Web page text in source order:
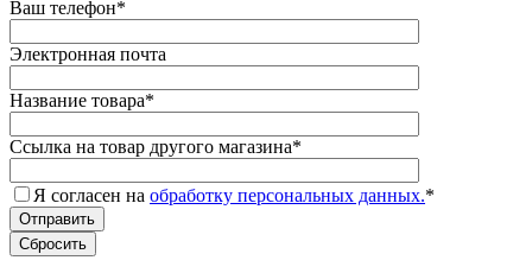
Ваш телефон*
Электронная почта
Название товара*
Ссылка на товар другого магазина*
Я согласен на обработку персональных данных.*